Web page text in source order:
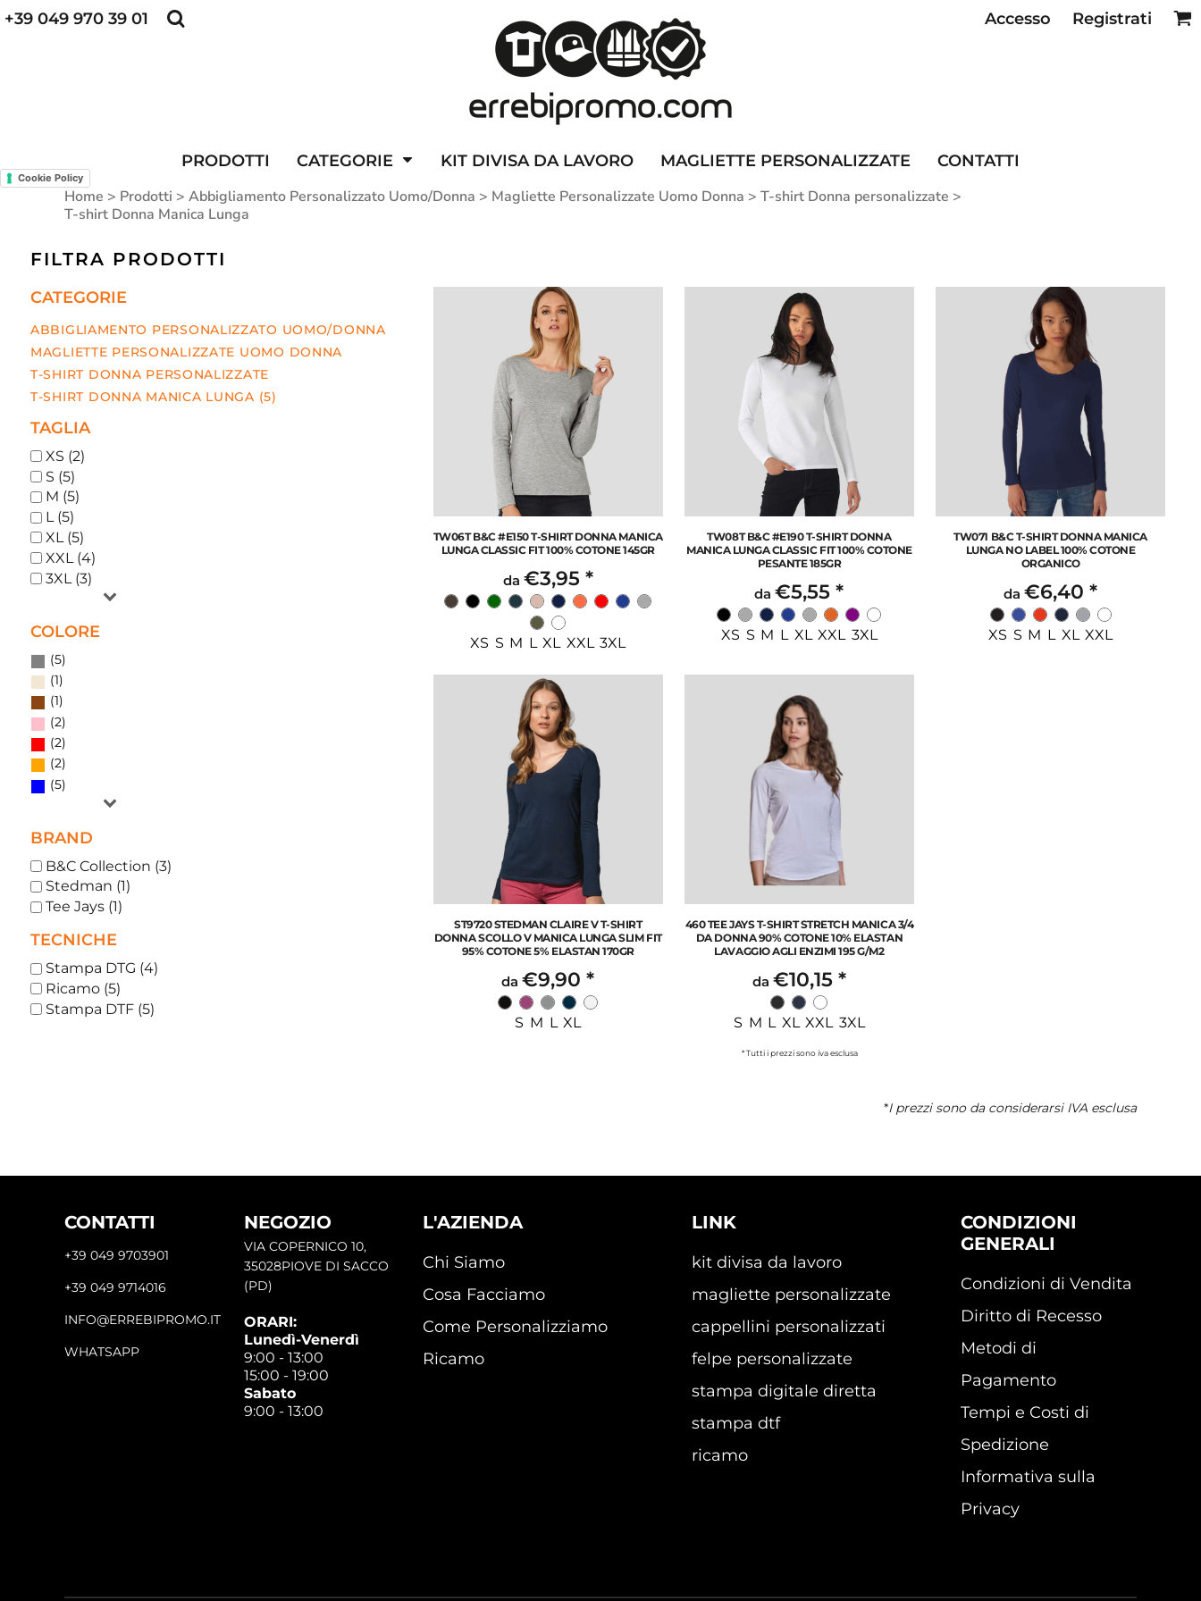
+39 049 970 39 01 Accesso Registrati
PRODOTTI CATEGORIE KIT DIVISA DA LAVORO MAGLIETTE PERSONALIZZATE CONTATTI
Cookie Policy
Home > Prodotti > Abbigliamento Personalizzato Uomo/Donna > Magliette Personalizzate Uomo Donna > T-shirt Donna personalizzate >
T-shirt Donna Manica Lunga
FILTRA PRODOTTI
CATEGORIE
ABBIGLIAMENTO PERSONALIZZATO UOMO/DONNA
MAGLIETTE PERSONALIZZATE UOMO DONNA
T-SHIRT DONNA PERSONALIZZATE
T-SHIRT DONNA MANICA LUNGA (5)
TAGLIA
XS (2)
S (5)
M (5)
L (5)
XL (5)
XXL (4)
3XL (3)
COLORE
(5)
(1)
(1)
(2)
(2)
(2)
(5)
BRAND
B&C Collection (3)
Stedman (1)
Tee Jays (1)
TECNICHE
Stampa DTG (4)
Ricamo (5)
Stampa DTF (5)
TW06T B&C #E150 T-SHIRT DONNA MANICA
LUNGA CLASSIC FIT 100% COTONE 145GR
da €3,95 *
XS S M L XL XXL 3XL
TW08T B&C #E190 T-SHIRT DONNA
MANICA LUNGA CLASSIC FIT 100% COTONE
PESANTE 185GR
da€5,55*
XS S M L XL XXL 3XL
TW071 B&C T-SHIRT DONNA MANICA
LUNGA NO LABEL 100% COTONE
ORGANICO
da€6,40*
XS S M L XL XXL
ST9720 STEDMAN CLAIRE V T-SHIRT
DONNA SCOLLO V MANICA LUNGA SLIM FIT
95% COTONE 5% ELASTAN 170GR
da€9,90*
S M L XL
460 TEE JAYS T-SHIRT STRETCH MANICA 3/4
DA DONNA 90% COTONE 10% ELASTAN
LAVAGGIO AGLI ENZIMI 195 G/M2
da €10,15 *
S M L XL XXL 3XL
* Tutti i prezzi sono iva esclusa
*I prezzi sono da considerarsi IVA esclusa
CONTATTI
+39 049 9703901
+39 049 9714016
INFO@ERREBIPROMO.IT
WHATSAPP
NEGOZIO
VIA COPERNICO 10,
35028PIOVE DI SACCO
(PD)
ORARI:
Lunedì-Venerdì
9:00 - 13:00
15:00 - 19:00
Sabato
9:00 - 13:00
L'AZIENDA
Chi Siamo
Cosa Facciamo
Come Personalizziamo
Ricamo
LINK
kit divisa da lavoro
magliette personalizzate
cappellini personalizzati
felpe personalizzate
stampa digitale diretta
stampa dtf
ricamo
CONDIZIONI
GENERALI
Condizioni di Vendita
Diritto di Recesso
Metodi di
Pagamento
Tempi e Costi di
Spedizione
Informativa sulla
Privacy
PRODOTTI
MAGLIETTE PERSONALIZZATE
CONTATTI
REGISTRATI
CARRELLO: 0 ARTICOLO
POLO PERSONALIZZATE
DIVISE RISTORAZIONE
POLO PERSONALIZZATE CAPPELLINI PERSONALIZZATI ALTA VISIBILITA'